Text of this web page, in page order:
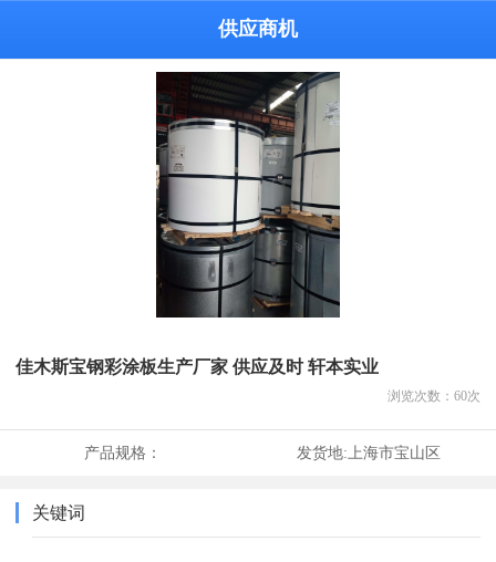
供应商机
佳木斯宝钢彩涂板生产厂家 供应及时 轩本实业
浏览次数： 60次
产品规格： 发货地:上海市宝山区
关键词